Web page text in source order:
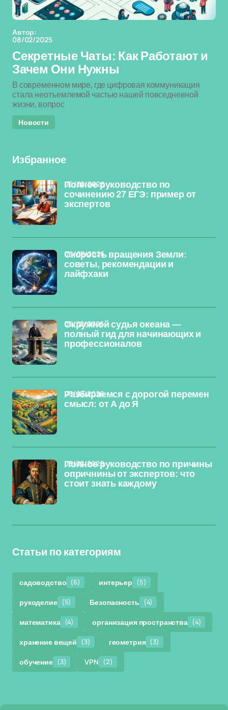
Автор:
08/02/2025
Секретные Чаты: Как Работают и
Зачем Они Нужны
В современном мире, где цифровая коммуникация
стала неотъемлемой частью нашей повседневной
жизни, вопрос
Новости
Избранное
Полное руководство по
сочинению 27 ЕГЭ: пример от
экспертов
06/02/2026
Скорость вращения Земли:
советы, рекомендации и
лайфхаки
06/02/2026
Окружной судья океана —
полный гид для начинающих и
профессионалов
05/02/2026
Разбираемся с дорогой перемен
смысл: от А до Я
03/02/2026
Полное руководство по причины
опричнины от экспертов: что
стоит знать каждому
03/02/2026
Статьи по категориям
садоводство (6) интерьер (5)
рукоделие (5) Безопасность (4)
математика (4) организация пространства (4)
хранение вещей (3) геометрия (3)
обучение (3) VPN (2)